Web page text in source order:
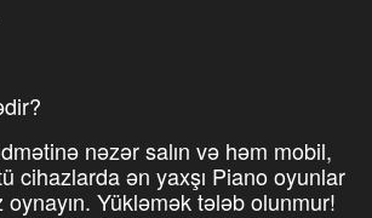
nəzər salın və həm mobil,
cihazlarda ən yaxşı Piano oyunlar
oynayın. Yükləmək tələb olunmur!